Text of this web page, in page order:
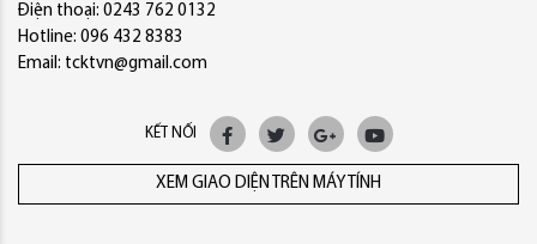
Điện thoại: 0243 762 0132
Hotline: 096 432 8383
Email: tcktvn@gmail.com
KẾT NỐI
XEM GIAO DIỆN TRÊN MÁY TÍNH